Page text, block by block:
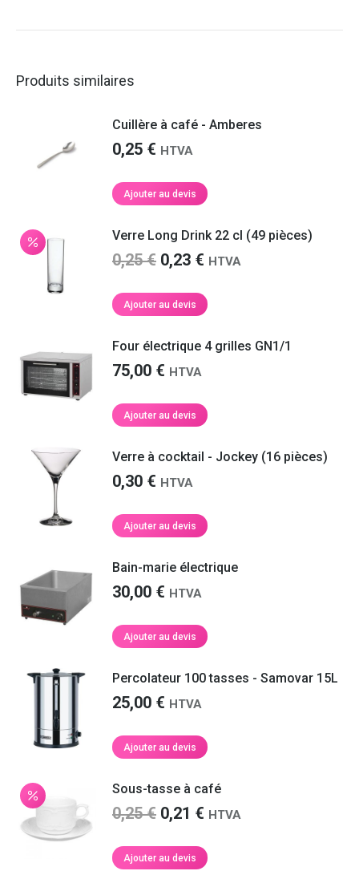
Produits similaires
Cuillère à café - Amberes
0,25 € HTVA
Ajouter au devis
Verre Long Drink 22 cl (49 pièces)
0,25€ Le
initial
0,25 €.
0,23 € Le
actuel
0,23 €.
HTVA
Ajouter au devis
Four électrique 4 grilles GN1/1
75,00 € HTVA
Ajouter au devis
Verre à cocktail - Jockey (16 pièces)
0,30 € HTVA
Ajouter au devis
Bain-marie électrique
30,00 € HTVA
Ajouter au devis
Percolateur 100 tasses - Samovar 15L
25,00 € HTVA
Ajouter au devis
Sous-tasse à café
0,25€ Le
initial
0,21 € Le
actuel
HTVA
Ajouter au devis